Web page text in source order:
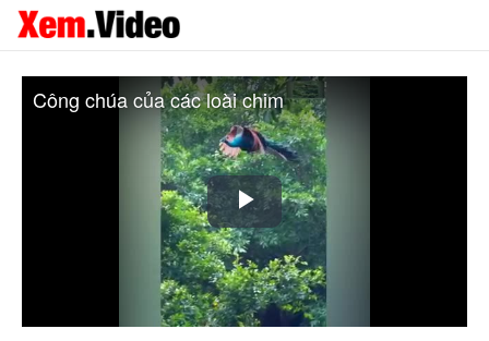
Play
Video
Công chúa của các loài chim